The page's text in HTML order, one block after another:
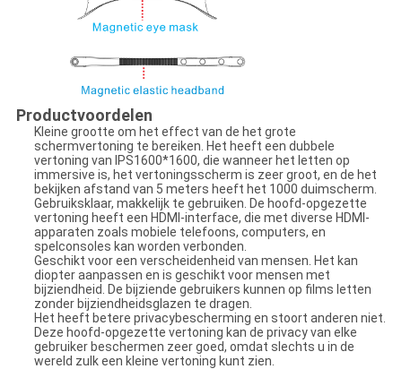
Productvoordelen
Kleine grootte om het effect van de het grote
schermvertoning te bereiken. Het heeft een dubbele
vertoning van IPS1600*1600, die wanneer het letten op
immersive is, het vertoningsscherm is zeer groot, en de het
bekijken afstand van 5 meters heeft het 1000 duimscherm.
Gebruiksklaar, makkelijk te gebruiken. De hoofd-opgezette
vertoning heeft een HDMI-interface, die met diverse HDMI-
apparaten zoals mobiele telefoons, computers, en
spelconsoles kan worden verbonden.
Geschikt voor een verscheidenheid van mensen. Het kan
diopter aanpassen en is geschikt voor mensen met
bijziendheid. De bijziende gebruikers kunnen op films letten
zonder bijziendheidsglazen te dragen.
Het heeft betere privacybescherming en stoort anderen niet.
Deze hoofd-opgezette vertoning kan de privacy van elke
gebruiker beschermen zeer goed, omdat slechts u in de
wereld zulk een kleine vertoning kunt zien.